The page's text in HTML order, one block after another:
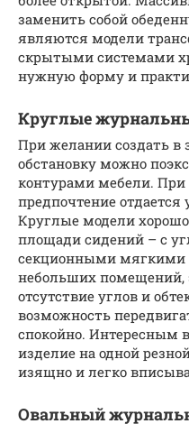
заменить собой
являются модели
скрытыми системами
нужную форму и
Круглые
При желании создать в
обстановку можно
контурами мебели.
предпочтение
Круглые модели
площади сидений – с
секционными мягкими
небольших помещений,
отсутствие углов и
возможность
спокойно. Интересным
изделие на одной
изящно и легко
Овальный